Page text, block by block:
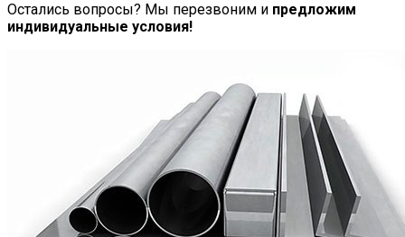
Остались вопросы? Мы перезвоним и предложим
индивидуальные условия!